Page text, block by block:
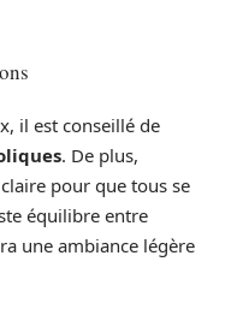
il est conseillé de
. De plus,
pour que tous se
équilibre entre
une ambiance légère